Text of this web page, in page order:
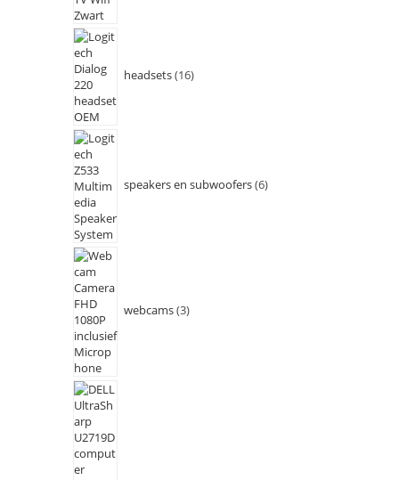
headsets 16
speakers en subwoofers 6
webcams 3